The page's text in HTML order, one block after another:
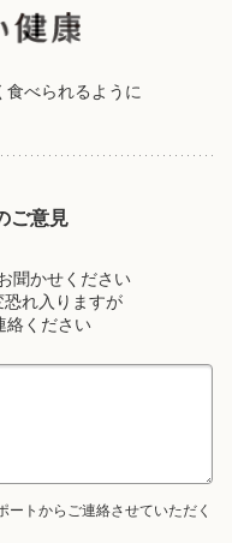
食べられるように
ご意見
聞かせください
れ入りますが
絡ください
トからご連絡させていただく